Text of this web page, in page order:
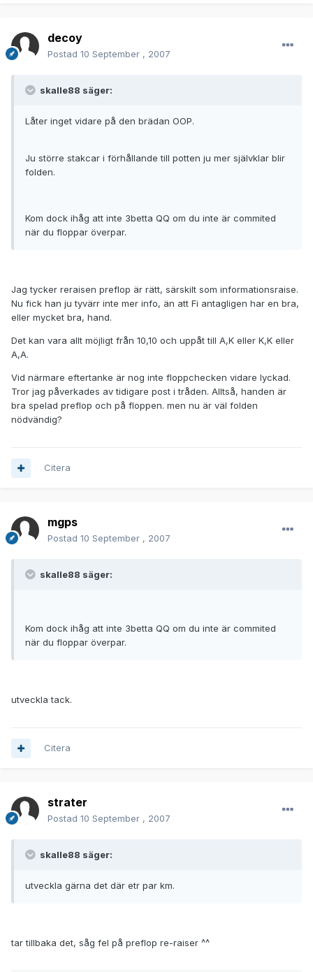
decoy
Postad 10 September , 2007
skalle88 säger:
Låter inget vidare på den brädan OOP.
Ju större stakcar i förhållande till potten ju mer självklar blir
folden.
Kom dock ihåg att inte 3betta QQ om du inte är commited
när du floppar överpar.
Jag tycker reraisen preflop är rätt, särskilt som informationsraise.
Nu fick han ju tyvärr inte mer info, än att Fi antagligen har en bra,
eller mycket bra, hand.
Det kan vara allt möjligt från 10,10 och uppåt till A,K eller K,K eller
A,A.
Vid närmare eftertanke är nog inte floppchecken vidare lyckad.
Tror jag påverkades av tidigare post i tråden. Alltså, handen är
bra spelad preflop och på floppen. men nu är väl folden
nödvändig?
Citera
mgps
Postad 10 September , 2007
skalle88 säger:
Kom dock ihåg att inte 3betta QQ om du inte är commited
när du floppar överpar.
utveckla tack.
Citera
strater
Postad 10 September , 2007
skalle88 säger:
utveckla gärna det där etr par km.
tar tillbaka det, såg fel på preflop re-raiser ^^